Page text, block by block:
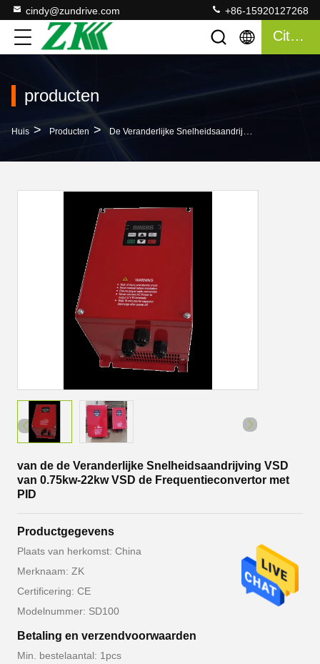
cindy@zundrive.com +86-15920127268
Citaat
producten
Huis > Producten > De Veranderlijke Snelheidsaandrijving Van VSD
van de de Veranderlijke Snelheidsaandrijving VSD
van 0.75kw-22kw VSD de Frequentieconvertor met
PID
Productgegevens
Plaats van herkomst: China
Merknaam: ZK
Certificering: CE
Modelnummer: SD100
Betaling en verzendvoorwaarden
Min. bestelaantal: 1pcs